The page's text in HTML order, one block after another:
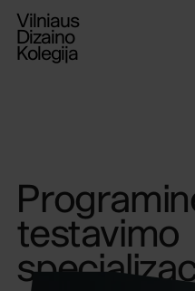
Vilniaus
Dizaino
Kolegija
testavimo